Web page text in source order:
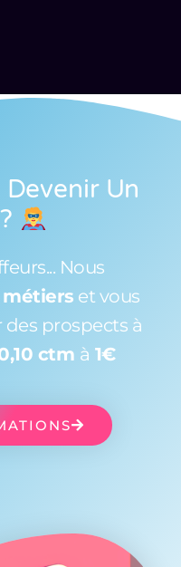
Un
?
Nous
métiers et vous
prospects à
ctm à 1€